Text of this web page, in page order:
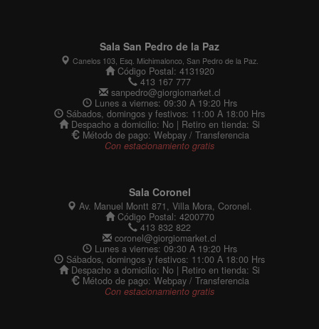
Sala San Pedro de la Paz
Canelos 103, Esq. Michimalonco, San Pedro de la Paz.
Código Postal: 4131920
413 167 777
sanpedro@giorgiomarket.cl
Lunes a viernes: 09:30 A 19:20 Hrs
Sábados, domingos y festivos: 11:00 A 18:00 Hrs
Despacho a domicilio: No | Retiro en tienda: Si
Método de pago: Webpay / Transferencia
Con estacionamiento gratis
Sala Coronel
Av. Manuel Montt 871, Villa Mora, Coronel.
Código Postal: 4200770
413 832 822
coronel@giorgiomarket.cl
Lunes a viernes: 09:30 A 19:20 Hrs
Sábados, domingos y festivos: 11:00 A 18:00 Hrs
Despacho a domicilio: No | Retiro en tienda: Si
Método de pago: Webpay / Transferencia
Con estacionamiento gratis